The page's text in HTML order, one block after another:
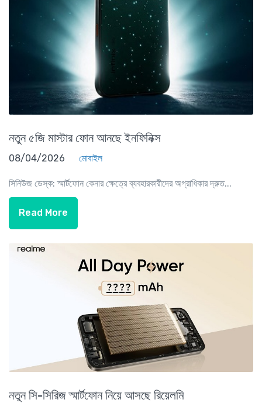
নতুন ৫জি মাস্টার ফোন আনছে ইনফিনিক্স
08/04/2026 মোবাইল
সিনিউজ ডেস্ক: স্মার্টফোন কেনার ক্ষেত্রে ব্যবহারকারীদের অগ্রাধিকার দ্রুত...
Read More
নতুন সি-সিরিজ স্মার্টফোন নিয়ে আসছে রিয়েলমি